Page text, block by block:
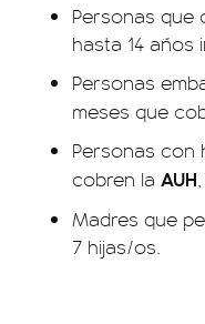
Personas que
hasta 14 años
Personas
meses que
Personas con
cobren la AUH
Madres que
7 hijas/os.